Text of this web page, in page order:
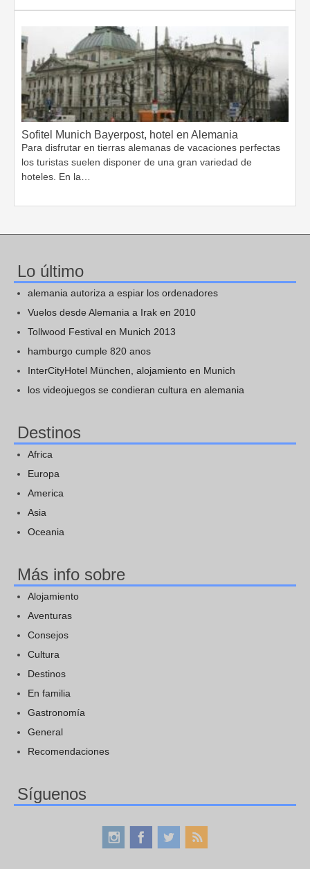
Sofitel Munich Bayerpost, hotel en Alemania
Para disfrutar en tierras alemanas de vacaciones perfectas
los turistas suelen disponer de una gran variedad de
hoteles. En la…
Lo último
alemania autoriza a espiar los ordenadores
Vuelos desde Alemania a Irak en 2010
Tollwood Festival en Munich 2013
hamburgo cumple 820 anos
InterCityHotel München, alojamiento en Munich
los videojuegos se condieran cultura en alemania
Destinos
Africa
Europa
America
Asia
Oceania
Más info sobre
Alojamiento
Aventuras
Consejos
Cultura
Destinos
En familia
Gastronomía
General
Recomendaciones
Síguenos